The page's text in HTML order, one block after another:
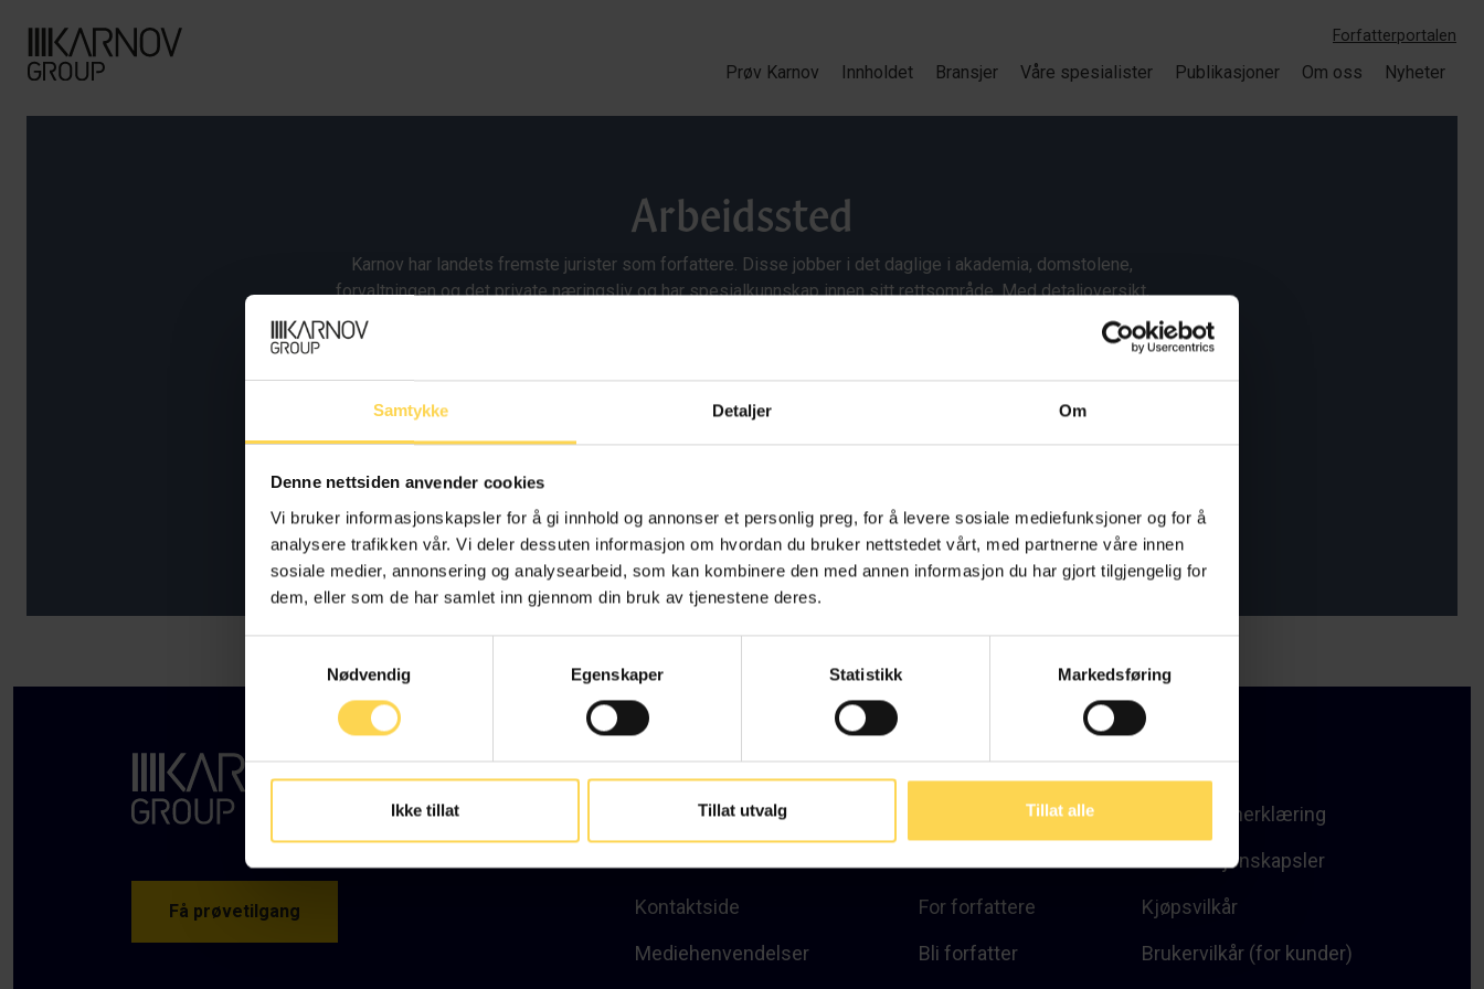
Samtykke Detaljer Om
Denne nettsiden anvender cookies
Vi bruker informasjonskapsler for å gi innhold og annonser et personlig preg, for å levere sosiale mediefunksjoner og for å
analysere trafikken vår. Vi deler dessuten informasjon om hvordan du bruker nettstedet vårt, med partnerne våre innen
sosiale medier, annonsering og analysearbeid, som kan kombinere den med annen informasjon du har gjort tilgjengelig for
dem, eller som de har samlet inn gjennom din bruk av tjenestene deres.
Nødvendig
Egenskaper Statistikk Markedsføring
Ikke tillat Tillat utvalg Tillat alle
Forfatterportalen
Prøv Karnov Innholdet Bransjer Våre spesialister Publikasjoner Om oss Nyheter
Arbeidssted
Karnov har landets fremste jurister som forfattere. Disse jobber i det daglige i akademia, domstolene,
forvaltningen og det private næringsliv og har spesialkunnskap innen sitt rettsområde. Med detaljoversikt,
presisjon og stringent språkføring kommenterer de regelverket slik at våre kunder kan være trygge på at det til
Få prøvetilgang
post@karnovgroup.no
Kontaktside
Mediehenvendelser
Produktinnhold
For forfattere
Bli forfatter
Personvernerklæring
Informasjonskapsler
Kjøpsvilkår
Brukervilkår (for kunder)